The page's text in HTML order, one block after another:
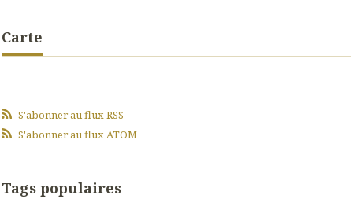
Carte
S'abonner au flux RSS
S'abonner au flux ATOM
Tags populaires